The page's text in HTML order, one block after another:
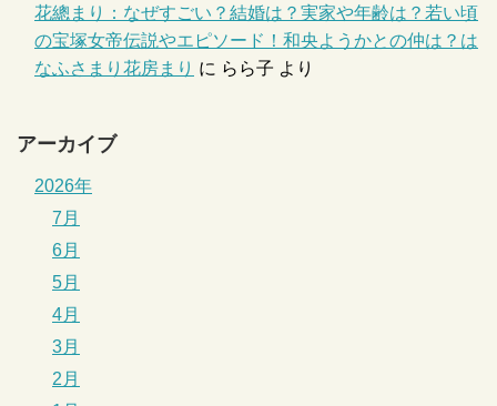
花總まり：なぜすごい？結婚は？実家や年齢は？若い頃
の宝塚女帝伝説やエピソード！和央ようかとの仲は？は
なふさまり花房まり に らら子 より
アーカイブ
2026年
7月
6月
5月
4月
3月
2月